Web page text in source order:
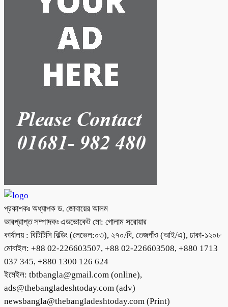
প্রকাশকঃ অধ্যাপক ড. জোবায়ের আলম
ভারপ্রাপ্ত সম্পাদকঃ এডভোকেট মো: গোলাম সরোয়ার
কার্যালয় : বিটিটিসি বিল্ডিং (লেভেল:০৩), ২৭০/বি, তেজগাঁও (আই/এ), ঢাকা-১২০৮
মোবাইল: +88 02-226603507, +88 02-226603508, +880 1713
037 345, +880 1300 126 624
ইমেইল: tbtbangla@gmail.com (online),
ads@thebangladeshtoday.com (adv)
newsbangla@thebangladeshtoday.com (Print)